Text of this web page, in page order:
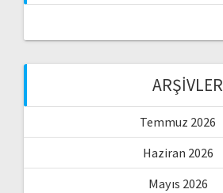
ARŞIVLER
Temmuz 2026
Haziran 2026
Mayıs 2026